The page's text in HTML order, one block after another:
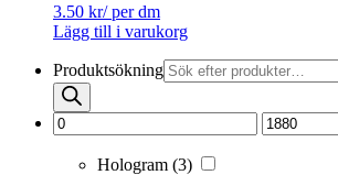
3.50 kr/ per dm
Lägg till i varukorg
Produktsökning
Hologram (3)